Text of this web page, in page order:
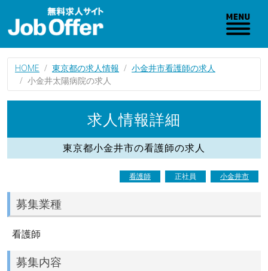
HOME 東京都の求人情報
小金井市看護師の求人
小金井太陽病院の求人
求人情報詳細
東京都小金井市の看護師の求人
看護師 正社員 小金井市
募集業種
看護師
募集内容